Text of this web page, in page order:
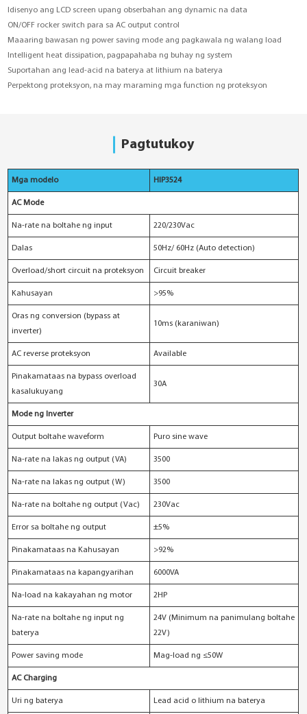
Idisenyo ang LCD screen upang obserbahan ang dynamic na data
ON/OFF rocker switch para sa AC output control
Maaaring bawasan ng power saving mode ang pagkawala ng walang load
Intelligent heat dissipation, pagpapahaba ng buhay ng system
Suportahan ang lead-acid na baterya at lithium na baterya
Perpektong proteksyon, na may maraming mga function ng proteksyon
Pagtutukoy
Mga modelo HIP3524
AC Mode
Na-rate na boltahe ng input 220/230Vac
Dalas 50Hz/ 60Hz (Auto detection)
Overload/short circuit na proteksyon Circuit breaker
Kahusayan >95%
Oras ng conversion (bypass at
inverter)
10ms (karaniwan)
AC reverse proteksyon Available
Pinakamataas na bypass overload
kasalukuyang
30A
Mode ng Inverter
Output boltahe waveform Puro sine wave
Na-rate na lakas ng output (VA) 3500
Na-rate na lakas ng output (W) 3500
Na-rate na boltahe ng output (Vac) 230Vac
Error sa boltahe ng output ±5%
Pinakamataas na Kahusayan >92%
Pinakamataas na kapangyarihan 6000VA
Na-load na kakayahan ng motor 2HP
Na-rate na boltahe ng input ng
baterya
24V (Minimum na panimulang boltahe
22V)
Power saving mode Mag-load ng ≤50W
AC Charging
Uri ng baterya Lead acid o lithium na baterya